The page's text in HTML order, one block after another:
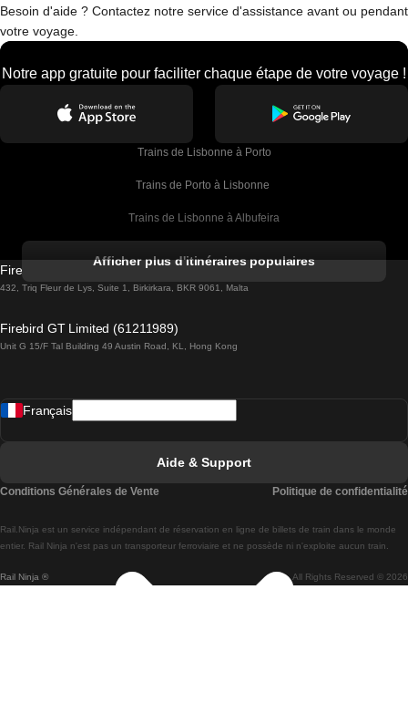
Besoin d'aide ? Contactez notre service d'assistance avant ou pendant
votre voyage.
Notre app gratuite pour faciliter chaque étape de votre voyage !
Trains de Lisbonne à Porto
Trains de Porto à Lisbonne
Trains de Lisbonne à Albufeira
Trains de Lisbonne à Lagos
Trains de Lisbonne à Madrid
Trains de Lisbonne à Braga
Trains de Braga à Lisbonne
Afficher plus d'itinéraires populaires
Firebird GT Limited (OC 1451)
432, Triq Fleur de Lys, Suite 1, Birkirkara, BKR 9061, Malta
Firebird GT Limited (61211989)
Unit G 15/F Tal Building 49 Austin Road, KL, Hong Kong
Rail Ninja ® All Rights Reserved © 2026
Rail.Ninja est un service indépendant de réservation en ligne de billets de train dans le monde
entier. Rail Ninja n'est pas un transporteur ferroviaire et ne possède ni n'exploite aucun train.
Français
Aide & Support
Conditions Générales de Vente Politique de confidentialité